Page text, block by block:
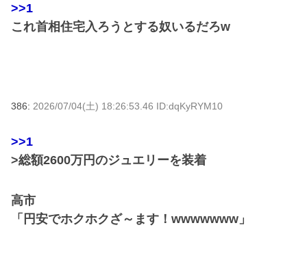
>>1
これ首相住宅入ろうとする奴いるだろw
386: 2026/07/04(土) 18:26:53.46 ID:dqKyRYM10
>>1
>総額2600万円のジュエリーを装着
高市
「円安でホクホクざ～ます！wwwwwww」